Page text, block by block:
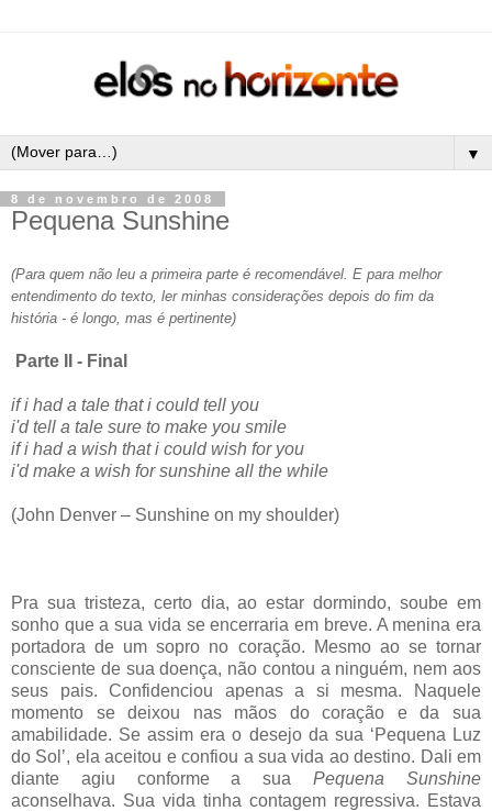
▼
8 de novembro de 2008
Pequena Sunshine
(Para quem não leu a primeira parte é recomendável. E para melhor
entendimento do texto, ler minhas considerações depois do fim da
história - é longo, mas é pertinente)
Parte II - Final
if i had a tale that i could tell you
i'd tell a tale sure to make you smile
if i had a wish that i could wish for you
i'd make a wish for sunshine all the while
(John Denver – Sunshine on my shoulder)
Pra sua tristeza, certo dia, ao estar dormindo, soube em
sonho que a sua vida se encerraria em breve. A menina era
portadora de um sopro no coração. Mesmo ao se tornar
consciente de sua doença, não contou a ninguém, nem aos
seus pais. Confidenciou apenas a si mesma. Naquele
momento se deixou nas mãos do coração e da sua
amabilidade. Se assim era o desejo da sua ‘Pequena Luz
do Sol’, ela aceitou e confiou a sua vida ao destino. Dali em
diante agiu conforme a suaPequena Sunshine
aconselhava. Sua vida tinha contagem regressiva. Estava